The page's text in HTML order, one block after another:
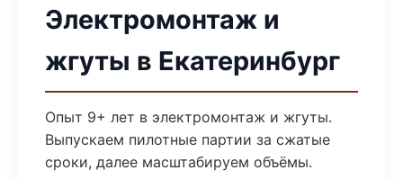
Электромонтаж и
жгуты в Екатеринбург
Опыт 9+ лет в электромонтаж и жгуты.
Выпускаем пилотные партии за сжатые
сроки, далее масштабируем объёмы.